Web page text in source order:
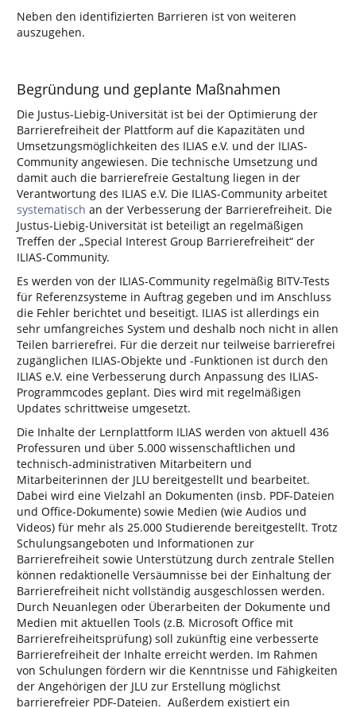
Neben den identifizierten Barrieren ist von weiteren
auszugehen.
Begründung und geplante Maßnahmen
Die Justus-Liebig-Universität ist bei der Optimierung der
Barrierefreiheit der Plattform auf die Kapazitäten und
Umsetzungsmöglichkeiten des ILIAS e.V. und der ILIAS-
Community angewiesen. Die technische Umsetzung und
damit auch die barrierefreie Gestaltung liegen in der
Verantwortung des ILIAS e.V. Die ILIAS-Community arbeitet
systematisch an der Verbesserung der Barrierefreiheit. Die
Justus-Liebig-Universität ist beteiligt an regelmäßigen
Treffen der „Special Interest Group Barrierefreiheit“ der
ILIAS-Community.
Es werden von der ILIAS-Community regelmäßig BITV-Tests
für Referenzsysteme in Auftrag gegeben und im Anschluss
die Fehler berichtet und beseitigt. ILIAS ist allerdings ein
sehr umfangreiches System und deshalb noch nicht in allen
Teilen barrierefrei. Für die derzeit nur teilweise barrierefrei
zugänglichen ILIAS-Objekte und -Funktionen ist durch den
ILIAS e.V. eine Verbesserung durch Anpassung des ILIAS-
Programmcodes geplant. Dies wird mit regelmäßigen
Updates schrittweise umgesetzt.
Die Inhalte der Lernplattform ILIAS werden von aktuell 436
Professuren und über 5.000 wissenschaftlichen und
technisch-administrativen Mitarbeitern und
Mitarbeiterinnen der JLU bereitgestellt und bearbeitet.
Dabei wird eine Vielzahl an Dokumenten (insb. PDF-Dateien
und Office-Dokumente) sowie Medien (wie Audios und
Videos) für mehr als 25.000 Studierende bereitgestellt. Trotz
Schulungsangeboten und Informationen zur
Barrierefreiheit sowie Unterstützung durch zentrale Stellen
können redaktionelle Versäumnisse bei der Einhaltung der
Barrierefreiheit nicht vollständig ausgeschlossen werden.
Durch Neuanlegen oder Überarbeiten der Dokumente und
Medien mit aktuellen Tools (z.B. Microsoft Office mit
Barrierefreiheitsprüfung) soll zukünftig eine verbesserte
Barrierefreiheit der Inhalte erreicht werden. Im Rahmen
von Schulungen fördern wir die Kenntnisse und Fähigkeiten
der Angehörigen der JLU zur Erstellung möglichst
barrierefreier PDF-Dateien. Außerdem existiert ein